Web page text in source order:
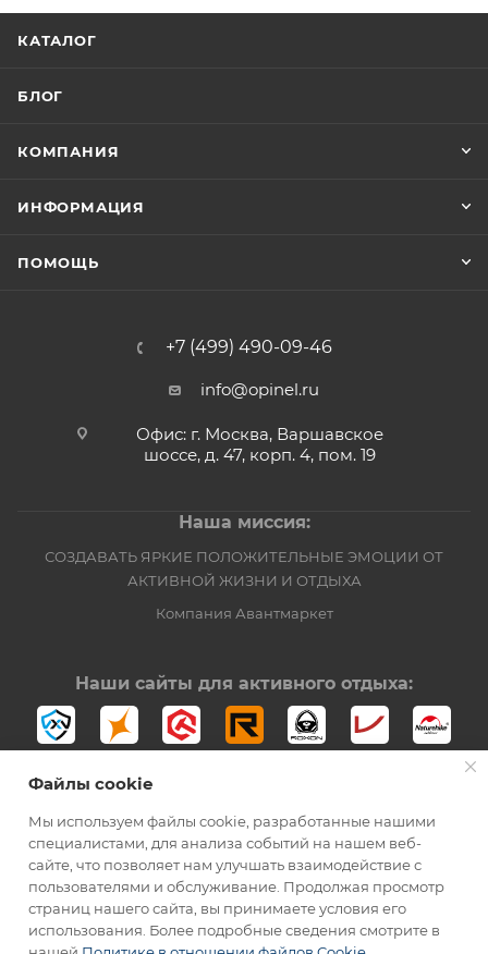
КАТАЛОГ
БЛОГ
КОМПАНИЯ
ИНФОРМАЦИЯ
ПОМОЩЬ
+7 (499) 490-09-46
info@opinel.ru
Офис: г. Москва, Варшавское
шоссе, д. 47, корп. 4, пом. 19
Наша миссия:
СОЗДАВАТЬ ЯРКИЕ ПОЛОЖИТЕЛЬНЫЕ ЭМОЦИИ ОТ
АКТИВНОЙ ЖИЗНИ И ОТДЫХА
Компания Авантмаркет
Наши сайты для активного отдыха:
2012-2026 © Официальный дистрибьютор Opinel в России
Файлы cookie
Мы используем файлы cookie, разработанные нашими
специалистами, для анализа событий на нашем веб-
сайте, что позволяет нам улучшать взаимодействие с
пользователями и обслуживание. Продолжая просмотр
страниц нашего сайта, вы принимаете условия его
использования. Более подробные сведения смотрите в